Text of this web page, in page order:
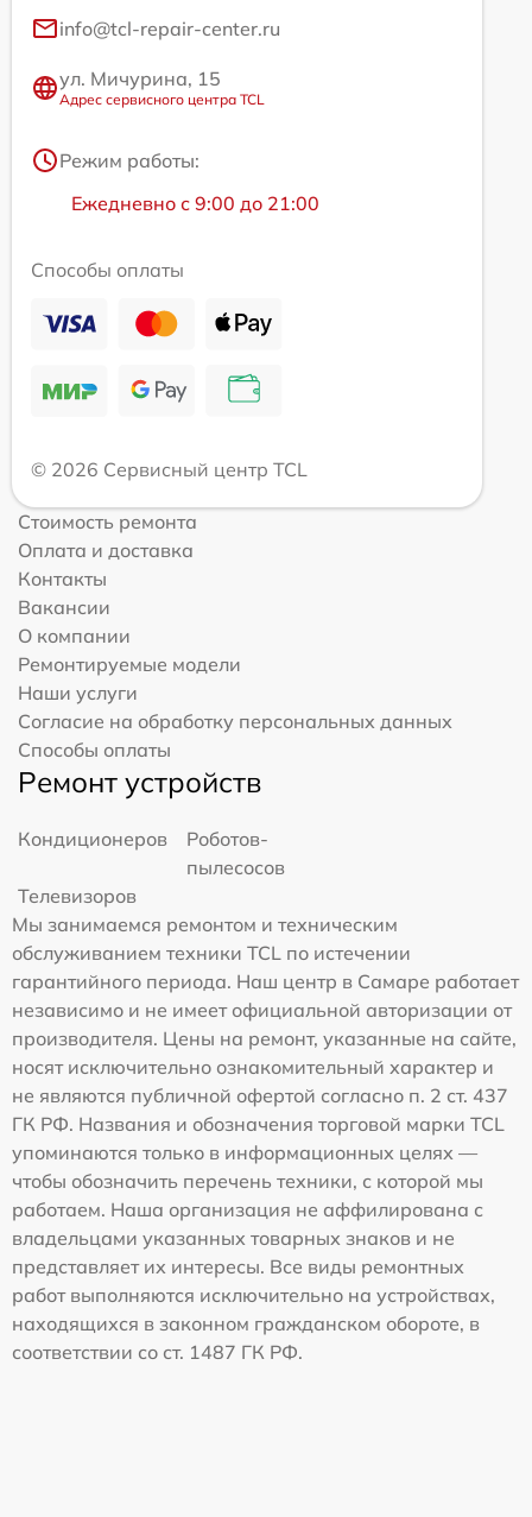
info@tcl-repair-center.ru
ул. Мичурина, 15
Адрес сервисного центра TCL
Режим работы:
Ежедневно с 9:00 до 21:00
Способы оплаты
© 2026 Сервисный центр TCL
Стоимость ремонта
Оплата и доставка
Контакты
Вакансии
О компании
Ремонтируемые модели
Наши услуги
Согласие на обработку персональных данных
Способы оплаты
Ремонт устройств
Кондиционеров
Роботов-
пылесосов
Телевизоров
Мы занимаемся ремонтом и техническим
обслуживанием техники TCL по истечении
гарантийного периода. Наш центр в Самаре работает
независимо и не имеет официальной авторизации от
производителя. Цены на ремонт, указанные на сайте,
носят исключительно ознакомительный характер и
не являются публичной офертой согласно п. 2 ст. 437
ГК РФ. Названия и обозначения торговой марки TCL
упоминаются только в информационных целях —
чтобы обозначить перечень техники, с которой мы
работаем. Наша организация не аффилирована с
владельцами указанных товарных знаков и не
представляет их интересы. Все виды ремонтных
работ выполняются исключительно на устройствах,
находящихся в законном гражданском обороте, в
соответствии со ст. 1487 ГК РФ.